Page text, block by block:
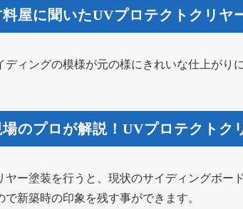
屋に聞いたUVプロテクトクリヤ
ディングの模様が元の様にきれいな仕上がり
場のプロが解説！UVプロテクトク
ヤー塗装を行うと、現状のサイディングボー
で新築時の印象を残す事ができます。